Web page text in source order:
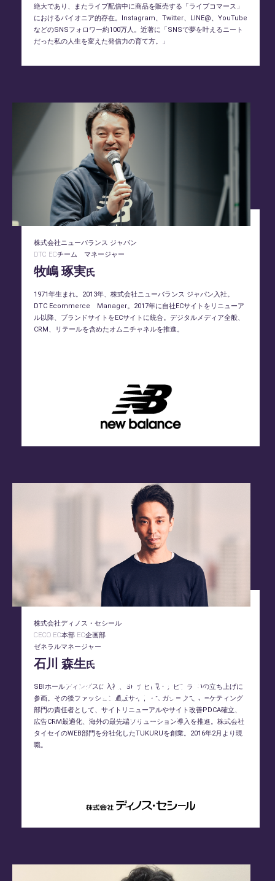
絶大であり、またライブ配信中に商品を販売する「ライブコマース」
におけるパイオニア的存在。Instagram、Twitter、LINE@、YouTube
などのSNSフォロワー約100万人。近著に「SNSで夢を叶えるニート
だった私の人生を変えた発信力の育て方。」
株式会社ニューバランス ジャパン
DTC ECチーム マネージャー
牧嶋 琢実氏
1971年生まれ。2013年、株式会社ニューバランス ジャパン入社。
DTC Ecommerce Manager。2017年に自社ECサイトをリニューア
ル以降、ブランドサイトをECサイトに統合。デジタルメディア全般、
CRM、リテールを含めたオムニチャネルを推進。
株式会社ディノス・セシール
CECO EC本部 EC企画部
ゼネラルマネージャー
石川 森生氏
SBIホールディングスに入社、SBIナビ(現・ナビプラス)の立ち上げに
参画。その後ファッション通販サイト・マガシークでマーケティング
部門の責任者として、サイトリニューアルやサイト改善PDCA確立、
広告CRM最適化、海外の最先端ソリューション導入を推進。株式会社
タイセイのWEB部門を分社化したTUKURUを創業。2016年2月より現
職。